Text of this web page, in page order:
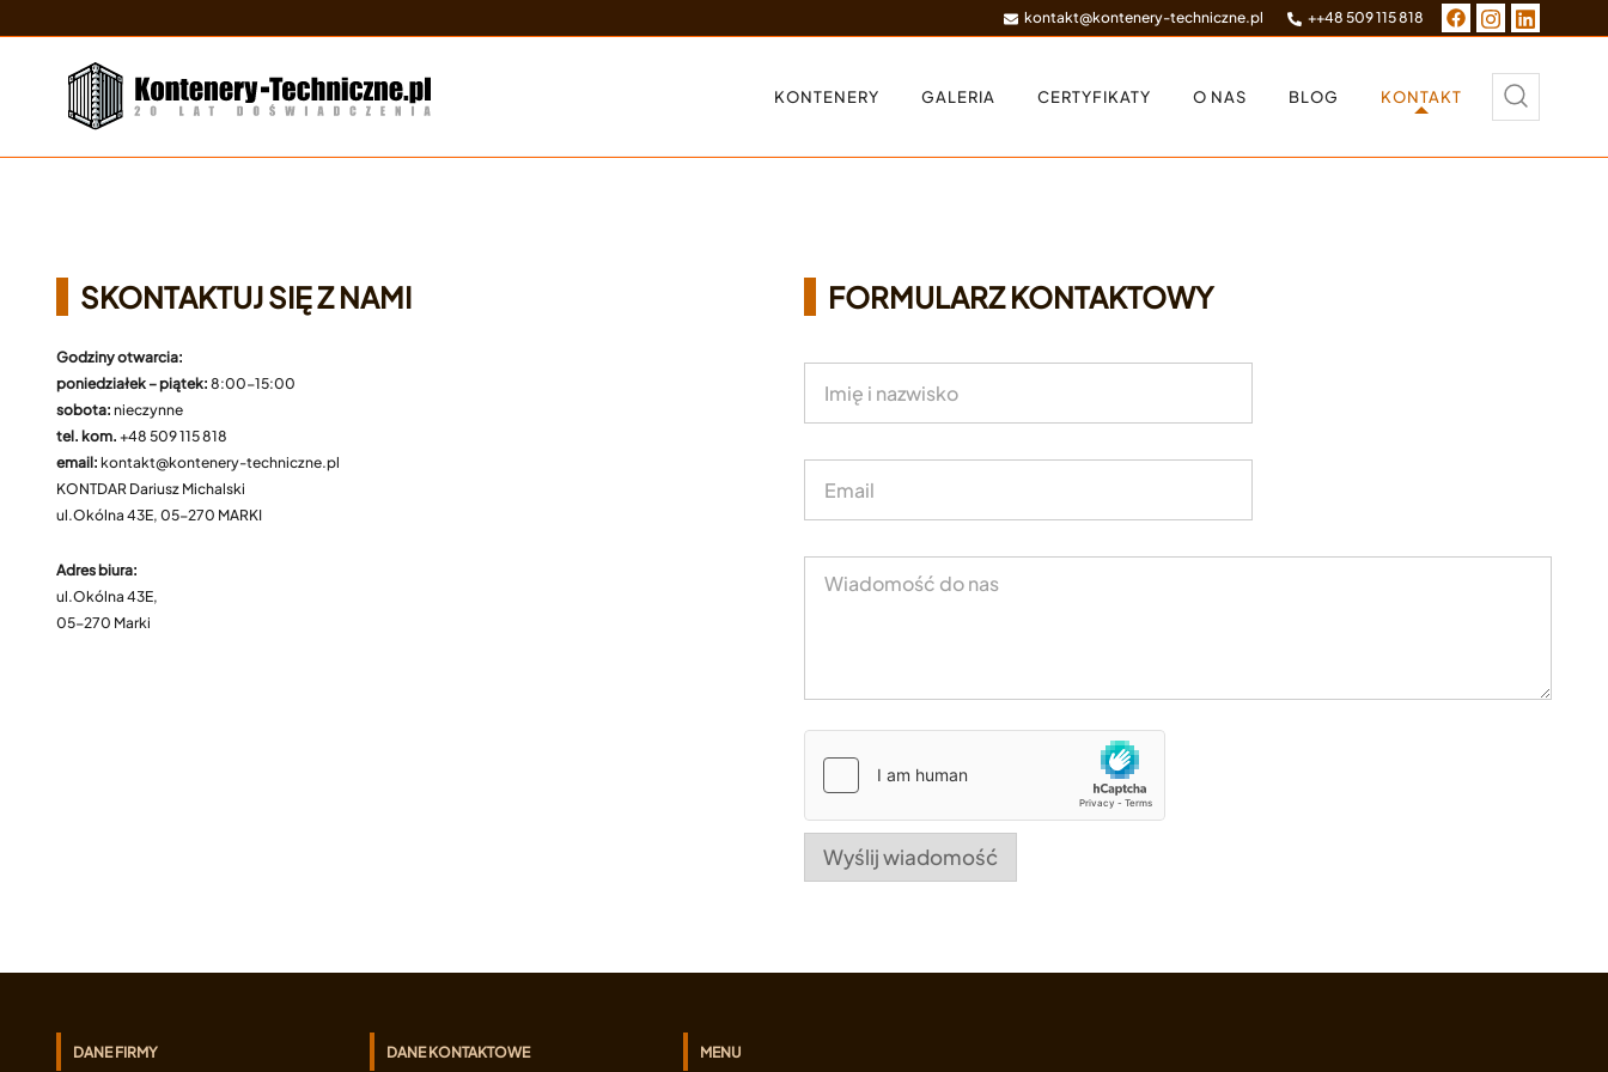
kontakt@kontenery-techniczne.pl ++48 509 115 818
Kontenery techniczne dla B2B
w produkcji certyfikowanych kontenerów technicznych. KONTENERY GALERIA CERTYFIKATY O NAS BLOG KONTAKT
SKONTAKTUJ SIĘ Z NAMI
Godziny otwarcia:
poniedziałek – piątek: 8:00-15:00
sobota: nieczynne
tel. kom. +48 509 115 818
email: kontakt@kontenery-techniczne.pl
KONTDAR Dariusz Michalski
ul.Okólna 43E, 05-270 MARKI
Adres biura:
ul.Okólna 43E,
05-270 Marki
FORMULARZ KONTAKTOWY
Wyślij wiadomość
DANE FIRMY DANE KONTAKTOWE MENU